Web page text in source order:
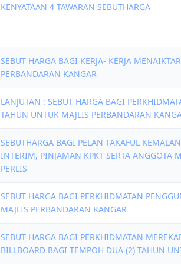
KENYATAAN 4 TAWARAN SEBUTHARGA
SEBUT HARGA BAGI KERJA- KERJA
PERBANDARAN KANGAR
LANJUTAN : SEBUT HARGA BAGI
TAHUN UNTUK MAJLIS PERBANDARAN
SEBUTHARGA BAGI PELAN TAKAFUL
INTERIM, PINJAMAN KPKT SERTA ANGGOTA
PERLIS
SEBUT HARGA BAGI PERKHIDMATAN
MAJLIS PERBANDARAN KANGAR
SEBUT HARGA BAGI PERKHIDMATAN
BILLBOARD BAGI TEMPOH DUA (2) TAHUN